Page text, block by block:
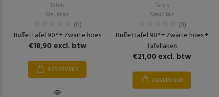
Tafels
Meubilair
(0)
Buffettafel 90° + Zwarte hoes
€18,90 excl. btw
RESERVEER
Tafels
Meubilair
(0)
Buffettafel 90° + Zwarte hoes +
Tafellaken
€21,00 excl. btw
RESERVEER